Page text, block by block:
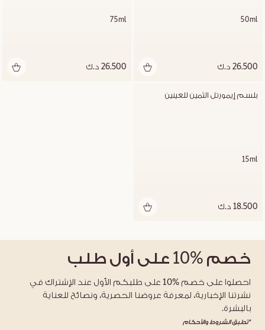
50ml
26.500 د.ك
75ml
26.500 د.ك
بلسم إيمورتل الثمين للعينين
15ml
18.500 د.ك
خصم %10 على أول طلب
احصلوا على خصم %10 على طلبكم الأول عند الإشتراك في
نشرتنا الإخبارية، لمعرفة عروضنا الحصرية، ونصائح للعناية
بالبشرة.
*تطبق الشروط والأحكام